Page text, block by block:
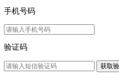
手机号码
验证码
获取